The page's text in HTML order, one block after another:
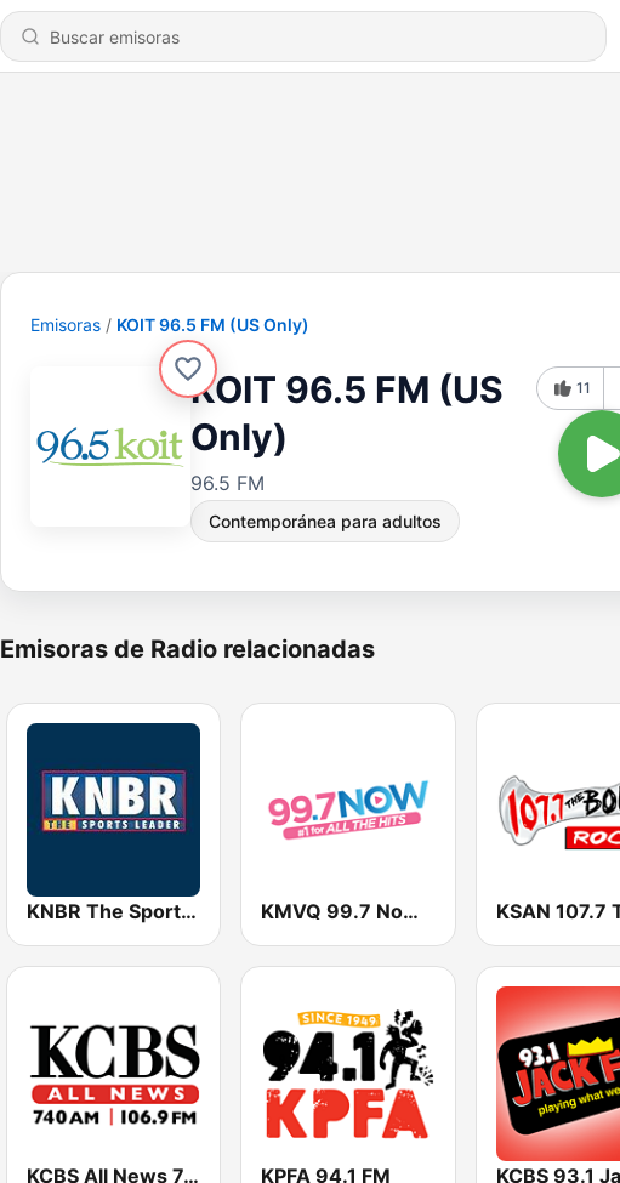
Emisoras KOIT 96.5 FM (US Only)
KOIT 96.5 FM (US
Only)
96.5 FM
Contemporánea para adultos
11
Emisoras de Radio relacionadas
KNBR The Sports Leader 680 AM KMVQ 99.7 Now FM
KCBS All News 740 AM and 106.9 FM KFRC KPFA 94.1 FM